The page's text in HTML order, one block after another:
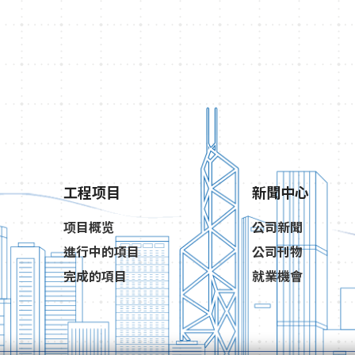
工程项目
项目概览
進行中的項目
完成的項目
新聞中心
公司新聞
公司刊物
就業機會